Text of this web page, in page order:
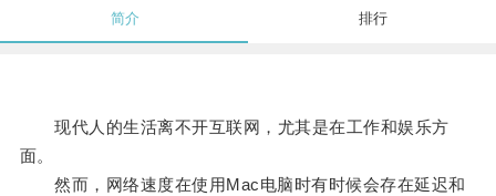
简介 排行
现代人的生活离不开互联网，尤其是在工作和娱乐方
面。
然而，网络速度在使用Mac电脑时有时候会存在延迟和